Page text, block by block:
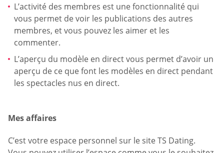
L’activité des membres est une fonctionnalité qui
vous permet de voir les publications des autres
membres, et vous pouvez les aimer et les
commenter.
L’aperçu du modèle en direct vous permet d’avoir un
aperçu de ce que font les modèles en direct pendant
les spectacles nus en direct.
Mes affaires
C’est votre espace personnel sur le site TS Dating.